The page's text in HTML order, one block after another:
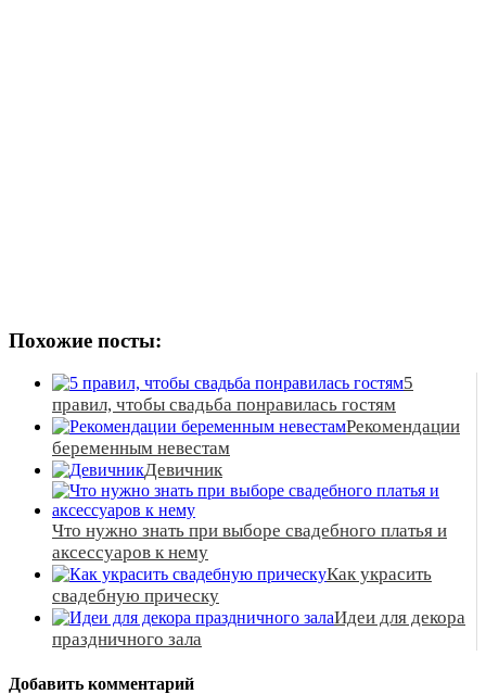
Похожие посты:
5
правил, чтобы свадьба понравилась гостям
Рекомендации
беременным невестам
Девичник
Что нужно знать при выборе свадебного платья и
аксессуаров к нему
Как украсить
свадебную прическу
Идеи для декора
праздничного зала
Добавить комментарий